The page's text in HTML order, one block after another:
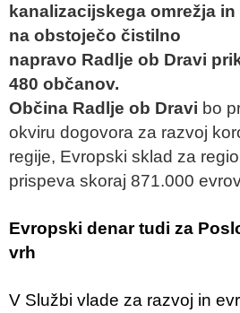
kanalizacijskega omrežja in
na obstoječo čistilno
napravo Radlje ob Dravi
480 občanov.
Občina Radlje ob Dravi bo
okviru dogovora za razvoj
regije, Evropski sklad za
prispeva skoraj 871.000
Evropski denar tudi za
vrh
V Službi vlade za razvoj in